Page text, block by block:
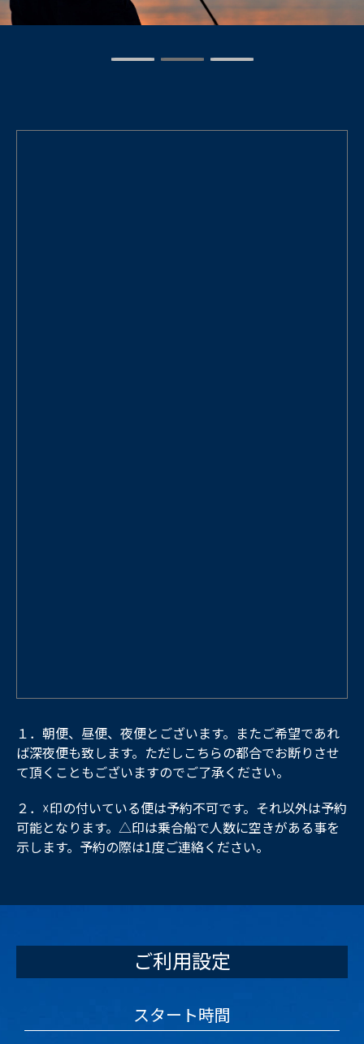
１．朝便、昼便、夜便とございます。またご希望であれ
ば深夜便も致します。ただしこちらの都合でお断りさせ
て頂くこともございますのでご了承ください。
２．☓印の付いている便は予約不可です。それ以外は予約
可能となります。△印は乗合船で人数に空きがある事を
示します。予約の際は1度ご連絡ください。
ご利用設定
スタート時間